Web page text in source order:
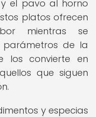
el pavo al horno
platos ofrecen
mientras se
parámetros de la
los convierte en
que siguen
y especias